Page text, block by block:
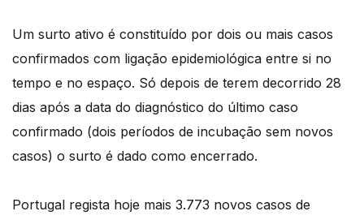
Um surto ativo é constituído por dois ou mais casos
confirmados com ligação epidemiológica entre si no
tempo e no espaço. Só depois de terem decorrido 28
dias após a data do diagnóstico do último caso
confirmado (dois períodos de incubação sem novos
casos) o surto é dado como encerrado.
Portugal regista hoje mais 3.773 novos casos de